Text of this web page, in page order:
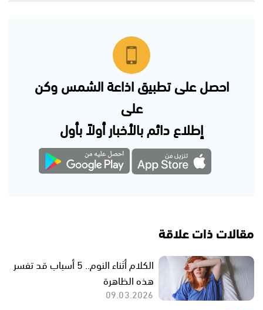
احصل على تطبيق اذاعة الشمس وكن
على
إطلاع دائم بالأخبار أولاً بأول
مقالات ذات علاقة
الكلام أثناء النوم.. 5 أسباب قد تفسر
هذه الظاهرة
09.03.2026